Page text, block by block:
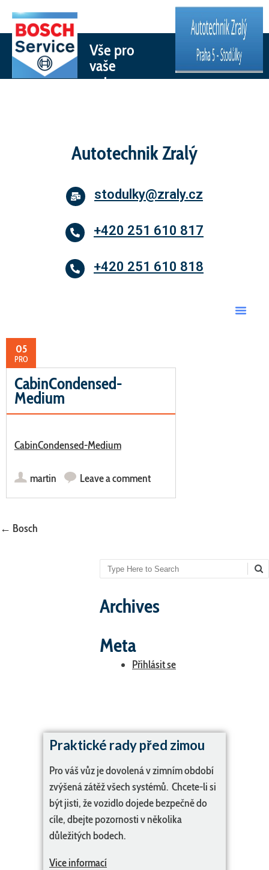
Vše pro
vaše
auto
Autotechnik Zralý
stodulky@zraly.cz
+420 251 610 817
+420 251 610 818
05
PRO
CabinCondensed-
Medium
CabinCondensed-Medium
martin Leave a comment
Post navigation
← Bosch
Search
Archives
Meta
Přihlásit se
Praktické rady před zimou
Pro váš vůz je dovolená v zimním období
zvýšená zátěž všech systémů. Chcete-li si
být jisti, že vozidlo dojede bezpečně do
cíle, dbejte pozornosti v několika
důležitých bodech.
Vice informací